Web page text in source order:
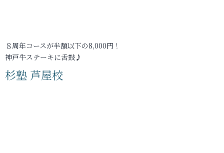
８周年コースが半額以下の8,000円！
神戸牛ステーキに舌鼓♪
杉塾 芦屋校